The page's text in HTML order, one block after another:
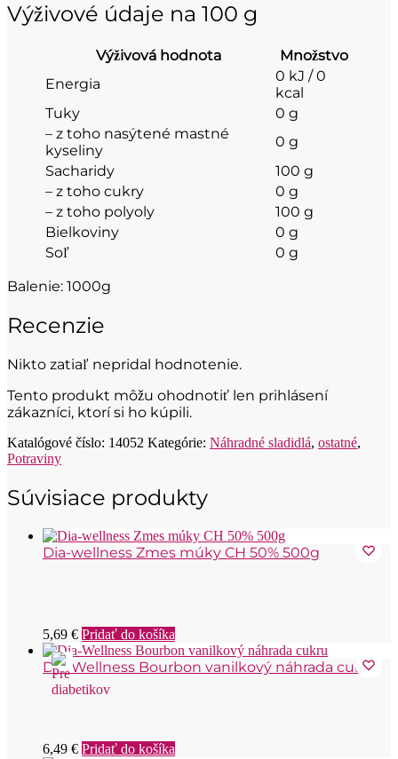
Výživové údaje na 100 g
Výživová hodnota
Množstvo
Energia
0 kJ / 0
kcal
Tuky
0 g
– z toho nasýtené mastné
kyseliny
0 g
Sacharidy
100 g
– z toho cukry
0 g
– z toho polyoly
100 g
Bielkoviny
0 g
Soľ
0 g
Balenie: 1000g
Recenzie
Nikto zatiaľ nepridal hodnotenie.
Tento produkt môžu ohodnotiť len prihlásení
zákazníci, ktorí si ho kúpili.
Katalógové číslo: 14052 Kategórie: Náhradné sladidlá, ostatné,
Potraviny
Súvisiace produkty
Dia-wellness Zmes múky CH 50% 500g
5,69 € Pridať do košíka
Dia-Wellness Bourbon vanilkový náhrada cukru
6,49 € Pridať do košíka